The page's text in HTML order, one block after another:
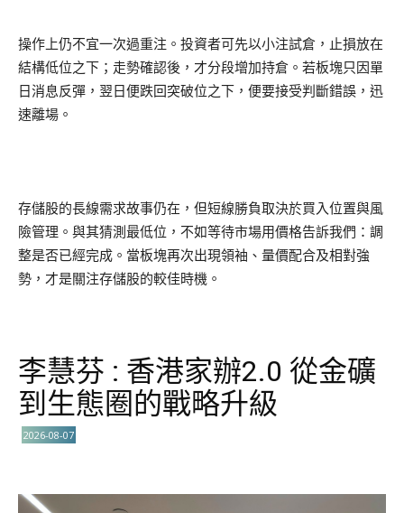
操作上仍不宜一次過重注。投資者可先以小注試倉，止損放在
結構低位之下；走勢確認後，才分段增加持倉。若板塊只因單
日消息反彈，翌日便跌回突破位之下，便要接受判斷錯誤，迅
速離場。
存儲股的長線需求故事仍在，但短線勝負取決於買入位置與風
險管理。與其猜測最低位，不如等待市場用價格告訴我們：調
整是否已經完成。當板塊再次出現領袖、量價配合及相對強
勢，才是關注存儲股的較佳時機。
李慧芬 : 香港家辦2.0 從金礦
到生態圈的戰略升級
2026-08-07